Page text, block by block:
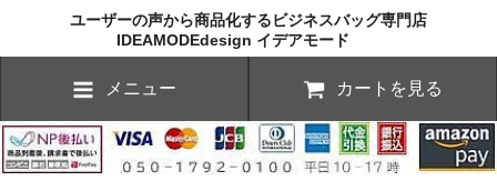
ユーザーの声から商品化するビジネスバッグ専門店
IDEAMODEdesign イデアモード
メニュー カートを見る